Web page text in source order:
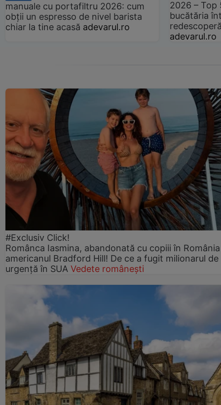
manuale cu portafiltru 2026: cum
obții un espresso de nivel barista
chiar la tine acasă adevarul.ro
2026 –
bucătăria
adevarul.ro
#Exclusiv Click!
Românca Iasmina, abandonată cu copiii în
americanul Bradford Hill! De ce a fugit milionarul de
urgență în SUA Vedete românești